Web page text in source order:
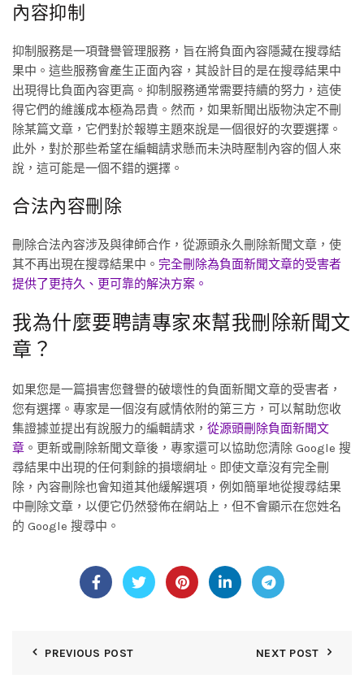
內容抑制
抑制服務是一項聲譽管理服務，旨在將負面內容隱藏在搜尋結
果中。這些服務會產生正面內容，其設計目的是在搜尋結果中
出現得比負面內容更高。抑制服務通常需要持續的努力，這使
得它們的維護成本極為昂貴。然而，如果新聞出版物決定不刪
除某篇文章，它們對於報導主題來說是一個很好的次要選擇。
此外，對於那些希望在編輯請求懸而未決時壓制內容的個人來
說，這可能是一個不錯的選擇。
合法內容刪除
刪除合法內容涉及與律師合作，從源頭永久刪除新聞文章，使
其不再出現在搜尋結果中。 完全刪除為負面新聞文章的受害者
提供了更持久、更可靠的解決方案。
我為什麼要聘請專家來幫我刪除新聞文
章？
如果您是一篇損害您聲譽的破壞性的負面新聞文章的受害者，
您有選擇。專家是一個沒有感情依附的第三方，可以幫助您收
集證據並提出有說服力的編輯請求， 從源頭刪除負面新聞文
章 。更新或刪除新聞文章後，專家還可以協助您清除 Google 搜
尋結果中出現的任何剩餘的損壞網址。即使文章沒有完全刪
除，內容刪除也會知道其他緩解選項，例如簡單地從搜尋結果
中刪除文章，以便它仍然發佈在網站上，但不會顯示在您姓名
的 Google 搜尋中。
PREVIOUS POST NEXT POST